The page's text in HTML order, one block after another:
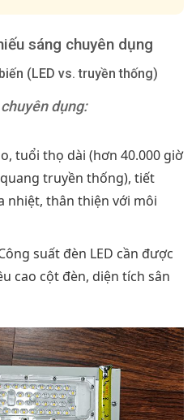
sáng chuyên dụng
(LED vs. truyền thống)
dụng:
tuổi thọ dài (hơn 40.000 giờ
truyền thống), tiết
nhiệt, thân thiện với môi
suất đèn LED cần được
cao cột đèn, diện tích sân